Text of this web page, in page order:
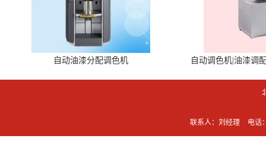
自动油漆分配调色机 自动调色机|油漆调
联系人：刘经理 电话